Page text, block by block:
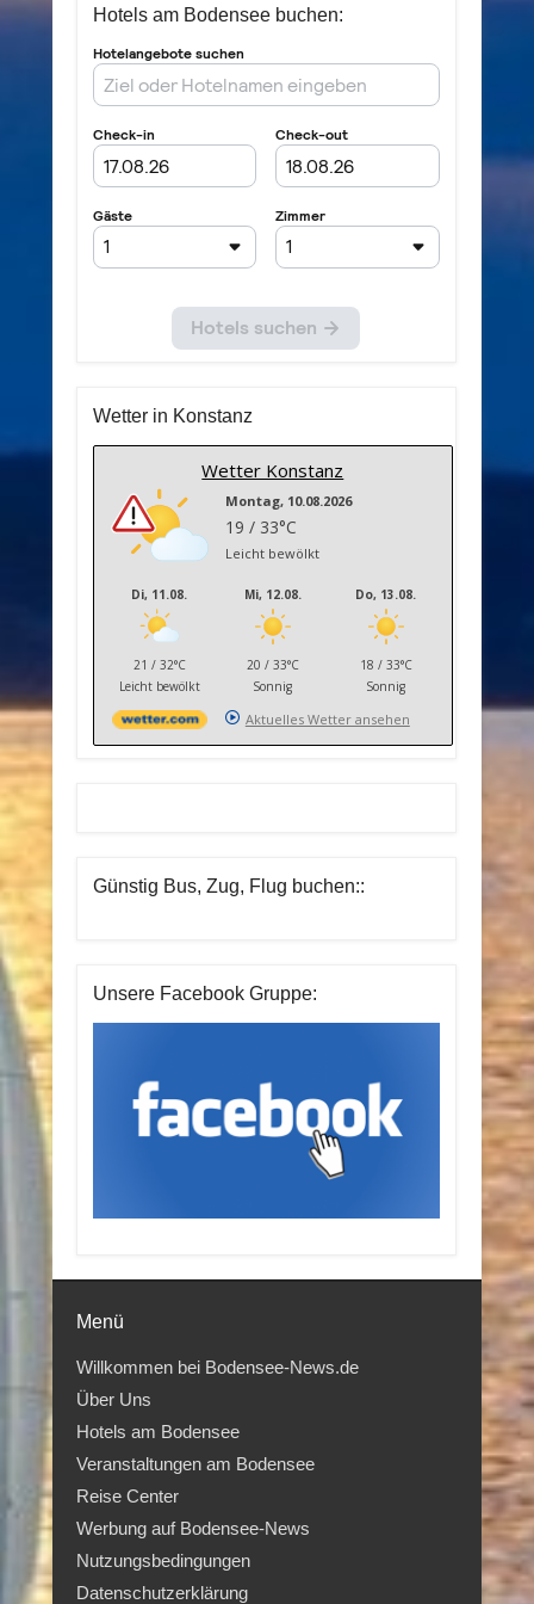
Hotels am Bodensee buchen:
Wetter in Konstanz
Wetter Konstanz
Montag, 10.08.2026
19 / 33°C
Leicht bewölkt
Di, 11.08.
21 / 32°C
Leicht bewölkt
Mi, 12.08.
20 / 33°C
Sonnig
Do, 13.08.
18 / 33°C
Sonnig
Aktuelles Wetter ansehen
Günstig Bus, Zug, Flug buchen::
Unsere Facebook Gruppe:
Menü
Willkommen bei Bodensee-News.de
Über Uns
Hotels am Bodensee
Veranstaltungen am Bodensee
Reise Center
Werbung auf Bodensee-News
Nutzungsbedingungen
Datenschutzerklärung